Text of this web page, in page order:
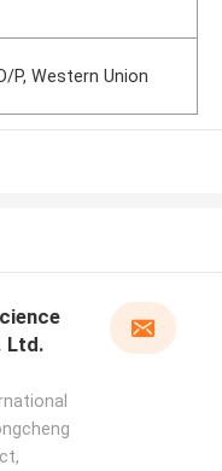
P, Western Union
Ltd.